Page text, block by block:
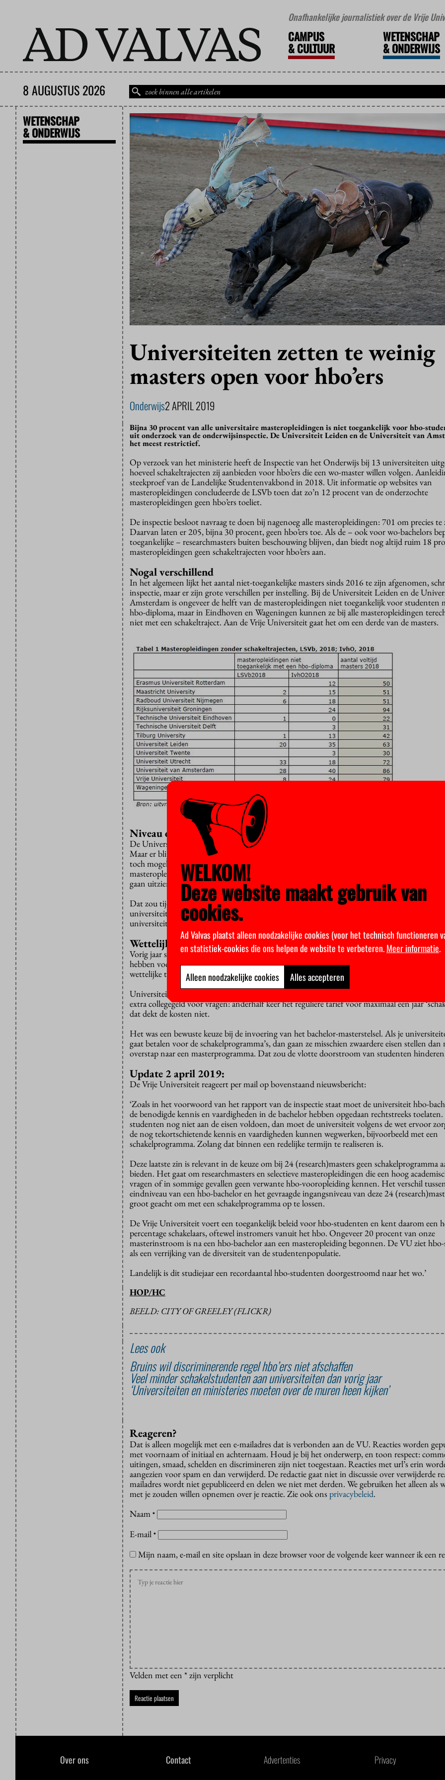
Onafhankelijke journalistiek over de Vrije
CAMPUS
&CULTUUR
WETENSCHAP
&ONDERWIJS
8 AUGUSTUS 2026
WETENSCHAP
& ONDERWIJS
Universiteiten zetten te weinig
masters open voor hbo’ers
Onderwijs2 APRIL 2019
Bijna 30 procent van alle universitaire masteropleidingen is niet toegankelijk voor hbo-
uit onderzoek van de onderwijsinspectie. De Universiteit Leiden en de Universiteit van
het meest restrictief.
Op verzoek van het ministerie heeft de Inspectie van het Onderwijs bij 13 universiteiten
hoeveel schakeltrajecten zij aanbieden voor hbo’ers die een wo-master willen volgen.
steekproef van de Landelijke Studentenvakbond in 2018. Uit informatie op websites van
masteropleidingen concludeerde de LSVb toen dat zo’n 12 procent van de onderzochte
masteropleidingen geen hbo’ers toeliet.
De inspectie besloot navraag te doen bij nagenoeg alle masteropleidingen: 701 om precies te
Daarvan laten er 205, bijna 30 procent, geen hbo’ers toe. Als de – ook voor wo-bachelors
toegankelijke – researchmasters buiten beschouwing blijven, dan biedt nog altijd ruim 18
masteropleidingen geen schakeltrajecten voor hbo’ers aan.
Nogal verschillend
In het algemeen lijkt het aantal niet-toegankelijke masters sinds 2016 te zijn afgenomen,
inspectie, maar er zijn grote verschillen per instelling. Bij de Universiteit Leiden en de
Amsterdam is ongeveer de helft van de masteropleidingen niet toegankelijk voor studenten
hbo-diploma, maar in Eindhoven en Wageningen kunnen ze bij alle masteropleidingen
niet met een schakeltraject. Aan de Vrije Universiteit gaat het om een derde van de masters.
Niveau ontoereikend
De Universiteit Leiden liet de inspectie weten dat het hbo-niveau voor veel opleidingen
Maar er blijken ook masteropleidingen zonder schakeltraject te zijn waar instroom in
toch mogelijk is. En de Universiteit van Amsterdam verwacht dat acht van de elf reguliere
masteropleidingen volgend jaar een schakelprogramma zullen bieden. Het plaatje zal er daar
gaan uitzien, verwacht de inspectie.
Dat zou tijd worden, vindt LSVb-voorzitter Carline van Breugel. ‘Het is te bizar voor
universiteiten deze studenten simpelweg niet de kans geven om door te studeren. Sterker
universiteiten hun wettelijke verplichting om in deze doorstroom te voorzien ontwijken.’
Wettelijke taak
Vorig jaar schreef minister Van Engelshoven nog dat universiteiten geen aparte financiering
hebben voor schakelprogramma’s. Het aanbieden van deze programma’s behoort gewoon tot
wettelijke taken van de universiteiten, was toen haar idee.
Universiteiten krijgen inderdaad geen aparte financiering voor de schakelprogramma’s. Ze
extra collegegeld voor vragen: anderhalf keer het reguliere tarief voor maximaal een jaar
dat dekt de kosten niet.
Het was een bewuste keuze bij de invoering van het bachelor-masterstelsel. Als je
gaat betalen voor de schakelprogramma’s, dan gaan ze misschien zwaardere eisen stellen
overstap naar een masterprogramma. Dat zou de vlotte doorstroom van studenten
Update 2 april 2019:
De Vrije Universiteit reageert per mail op bovenstaand nieuwsbericht:
‘Zoals in het voorwoord van het rapport van de inspectie staat moet de universiteit hbo-
de benodigde kennis en vaardigheden in de bachelor hebben opgedaan rechtstreeks toelaten.
studenten nog niet aan de eisen voldoen, dan moet de universiteit volgens de wet ervoor
de nog tekortschietende kennis en vaardigheden kunnen wegwerken, bijvoorbeeld met een
schakelprogramma. Zolang dat binnen een redelijke termijn te realiseren is.
Deze laatste zin is relevant in de keuze om bij 24 (research)masters geen schakelprogramma
bieden. Het gaat om researchmasters en selectieve masteropleidingen die een hoog
vragen of in sommige gevallen geen verwante hbo-vooropleiding kennen. Het verschil
eindniveau van een hbo-bachelor en het gevraagde ingangsniveau van deze 24
groot geacht om met een schakelprogramma op te lossen.
De Vrije Universiteit voert een toegankelijk beleid voor hbo-studenten en kent daarom een
percentage schakelaars, oftewel instromers vanuit het hbo. Ongeveer 20 procent van onze
masterinstroom is na een hbo-bachelor aan een masteropleiding begonnen. De VU ziet
als een verrijking van de diversiteit van de studentenpopulatie.
Landelijk is dit studiejaar een recordaantal hbo-studenten doorgestroomd naar het wo.’
HOP/HC
BEELD: CITY OF GREELEY (FLICKR)
Lees ook
Bruins wil discriminerende regel hbo’ers niet afschaffen
Veel minder schakelstudenten aan universiteiten dan vorig jaar
‘Universiteiten en ministeries moeten over de muren heen kijken’
Reageren?
Dat is alleen mogelijk met een e-mailadres dat is verbonden aan de VU. Reacties worden
met voornaam of initiaal en achternaam. Houd je bij het onderwerp, en toon respect:
uitingen, smaad, schelden en discrimineren zijn niet toegestaan. Reacties met url’s erin
aangezien voor spam en dan verwijderd. De redactie gaat niet in discussie over verwijderde
mailadres wordt niet gepubliceerd en delen we niet met derden. We gebruiken het alleen als
met je zouden willen opnemen over je reactie. Zie ook onsprivacybeleid.
Naam *
E-mail *
Mijn naam, e-mail en site opslaan in deze browser voor de volgende keer wanneer ik een
Velden met een * zijn verplicht
Over ons Contact Advertenties Privacy
WELKOM!
Deze website maakt gebruik van
cookies.
Ad Valvas plaatst alleen noodzakelijke cookies (voor het technisch functioneren
en statistiek-cookies die ons helpen de website te verbeteren.Meer informatie.
Alleen noodzakelijke cookies Alles accepteren